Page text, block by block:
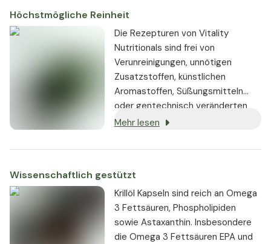
Höchstmögliche Reinheit
Die Rezepturen von Vitality
Nutritionals sind frei von
Verunreinigungen, unnötigen
Zusatzstoffen, künstlichen
Aromastoffen, Süßungsmitteln
oder gentechnisch veränderten
Substanzen. Wo immer möglich,
Zutaten verwendet.
Mehr lesen
Wissenschaftlich gestützt
Krillöl Kapseln sind reich an Omega
3 Fettsäuren, Phospholipiden
sowie Astaxanthin. Insbesondere
die Omega 3 Fettsäuren EPA und